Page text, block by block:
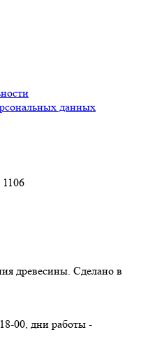
данных
древесины. Сделано в
00, дни работы -